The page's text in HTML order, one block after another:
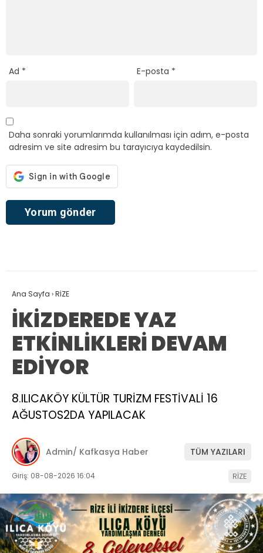
Ad * E-posta *
Daha sonraki yorumlarımda kullanılması için adım, e-posta
adresim ve site adresim bu tarayıcıya kaydedilsin.
Ana Sayfa ›RİZE
İKİZDEREDE YAZ
ETKİNLİKLERİ DEVAM
EDİYOR
8.ILICAKÖY KÜLTÜR TURİZM FESTİVALİ 16
AĞUSTOS2DA YAPILACAK
Admin/ Kafkasya Haber TÜM YAZILARI
Giriş: 08-08-2026 16:04 RİZE